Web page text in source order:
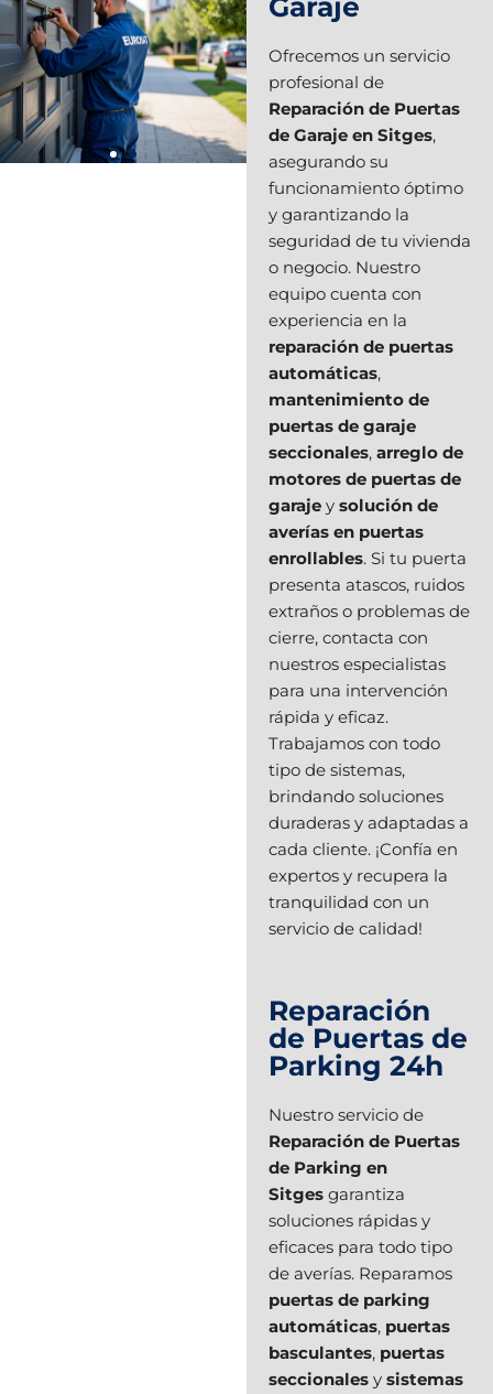
Garaje
Ofrecemos un servicio
profesional de
Reparación de Puertas
de Garaje en Sitges,
asegurando su
funcionamiento óptimo
y garantizando la
seguridad de tu vivienda
o negocio. Nuestro
equipo cuenta con
experiencia en la
reparación de puertas
automáticas,
mantenimiento de
puertas de garaje
seccionales, arreglo de
motores de puertas de
garaje y solución de
averías en puertas
enrollables. Si tu puerta
presenta atascos, ruidos
extraños o problemas de
cierre, contacta con
nuestros especialistas
para una intervención
rápida y eficaz.
Trabajamos con todo
tipo de sistemas,
brindando soluciones
duraderas y adaptadas a
cada cliente. ¡Confía en
expertos y recupera la
tranquilidad con un
servicio de calidad!
Reparación
de Puertas de
Parking 24h
Nuestro servicio de
Reparación de Puertas
de Parking en
Sitges garantiza
soluciones rápidas y
eficaces para todo tipo
de averías. Reparamos
puertas de parking
automáticas, puertas
basculantes, puertas
seccionales y sistemas